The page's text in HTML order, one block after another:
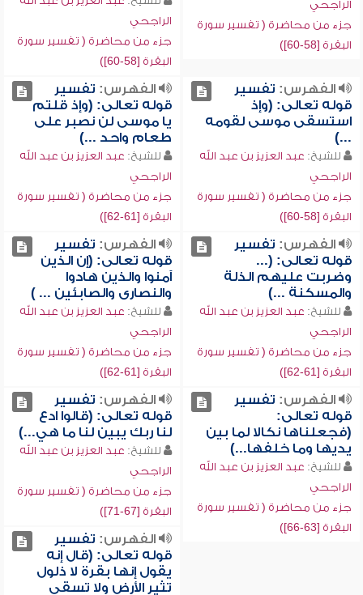
الراجحي
جزء من محاضرة ( تفسير سورة
البقرة [58-60])
الراجحي
جزء من محاضرة ( تفسير سورة
البقرة [58-60])
الفهرس: تفسير
قوله تعالى: (وإذ
استسقى موسى لقومه
...)
للشيخ: عبد العزيز بن عبد الله
الراجحي
جزء من محاضرة ( تفسير سورة
البقرة [58-60])
الفهرس: تفسير
قوله تعالى: (وإذ قلتم
يا موسى لن نصبر على
طعام واحد ...)
للشيخ: عبد العزيز بن عبد الله
الراجحي
جزء من محاضرة ( تفسير سورة
البقرة [61-62])
الفهرس: تفسير
قوله تعالى: (...
وضربت عليهم الذلة
والمسكنة ...)
للشيخ: عبد العزيز بن عبد الله
الراجحي
جزء من محاضرة ( تفسير سورة
البقرة [61-62])
الفهرس: تفسير
قوله تعالى: (إن الذين
آمنوا والذين هادوا
والنصارى والصابئين ... )
للشيخ: عبد العزيز بن عبد الله
الراجحي
جزء من محاضرة ( تفسير سورة
البقرة [61-62])
الفهرس: تفسير
قوله تعالى:
(فجعلناها نكالا لما بين
يديها وما خلفها...)
للشيخ: عبد العزيز بن عبد الله
الراجحي
جزء من محاضرة ( تفسير سورة
البقرة [63-66])
الفهرس: تفسير
قوله تعالى: (قالوا ادع
لنا ربك يبين لنا ما هي...)
للشيخ: عبد العزيز بن عبد الله
الراجحي
جزء من محاضرة ( تفسير سورة
البقرة [67-71])
الفهرس: تفسير
قوله تعالى: (قال إنه
يقول إنها بقرة لا ذلول
تثير الأرض ولا تسقي